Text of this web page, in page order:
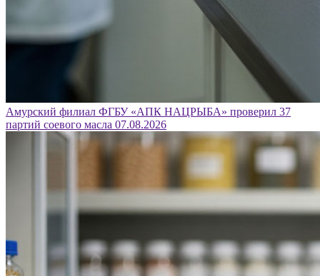
Амурский филиал ФГБУ «АПК НАЦРЫБА» проверил 37
партий соевого масла 07.08.2026